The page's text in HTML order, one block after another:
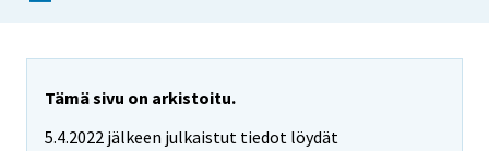
Tämä sivu on arkistoitu.
5.4.2022 jälkeen julkaistut tiedot löydät